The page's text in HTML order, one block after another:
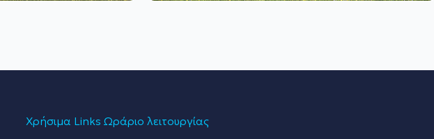
Χρήσιμα Links Ωράριο λειτουργίας